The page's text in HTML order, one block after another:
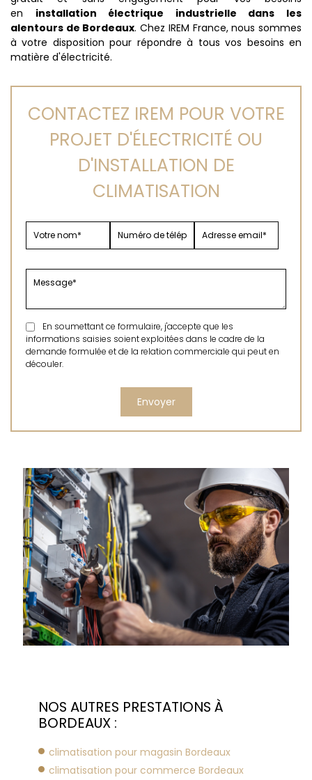
en installation électrique industrielle dans les
alentours de Bordeaux. Chez IREM France, nous sommes
à votre disposition pour répondre à tous vos besoins en
matière d'électricité.
CONTACTEZ IREM POUR VOTRE
PROJET D'ÉLECTRICITÉ OU
D'INSTALLATION DE
CLIMATISATION
En soumettant ce formulaire, j'accepte que les
informations saisies soient exploitées dans le cadre de la
demande formulée et de la relation commerciale qui peut en
découler.
NOS AUTRES PRESTATIONS À
BORDEAUX :
climatisation pour magasin Bordeaux
climatisation pour commerce Bordeaux